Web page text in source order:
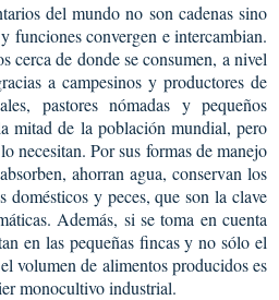
del mundo no son cadenas sino
funciones convergen e intercambian.
cerca de donde se consumen, a nivel
a campesinos y productores de
pastores nómadas y pequeños
mitad de la población mundial, pero
necesitan. Por sus formas de manejo
ahorran agua, conservan los
domésticos y peces, que son la clave
Además, si se toma en cuenta
en las pequeñas fincas y no sólo el
volumen de alimentos producidos es
monocultivo industrial.